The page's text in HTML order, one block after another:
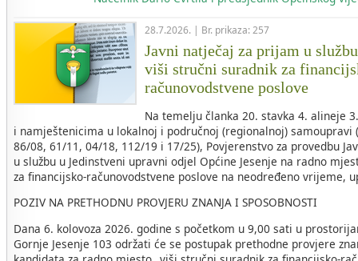
28.7.2026. | Br. prikaza: 257
Javni natječaj za prijam u
viši stručni suradnik za
računovodstvene poslove
Na temelju članka 20. stavka 4. alineje
i namještenicima u lokalnoj i područnoj (regionalnoj) samoupravi
86/08, 61/11, 04/18, 112/19 i 17/25), Povjerenstvo za provedbu
u službu u Jedinstveni upravni odjel Općine Jesenje na radno
za financijsko-računovodstvene poslove na neodređeno vrijeme,
POZIV NA PRETHODNU PROVJERU ZNANJA I SPOSOBNOSTI
Dana 6. kolovoza 2026. godine s početkom u 9,00 sati u
Gornje Jesenje 103 održati će se postupak prethodne provjere